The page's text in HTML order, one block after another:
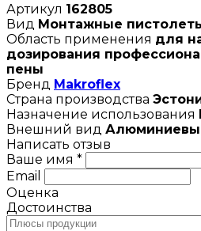
Артикул 162805
Вид Монтажные
Область применения для
дозирования
пены
Бренд Makroflex
Страна производства
Назначение использования
Внешний вид
Написать отзыв
Ваше имя *
Email
Оценка
Достоинства